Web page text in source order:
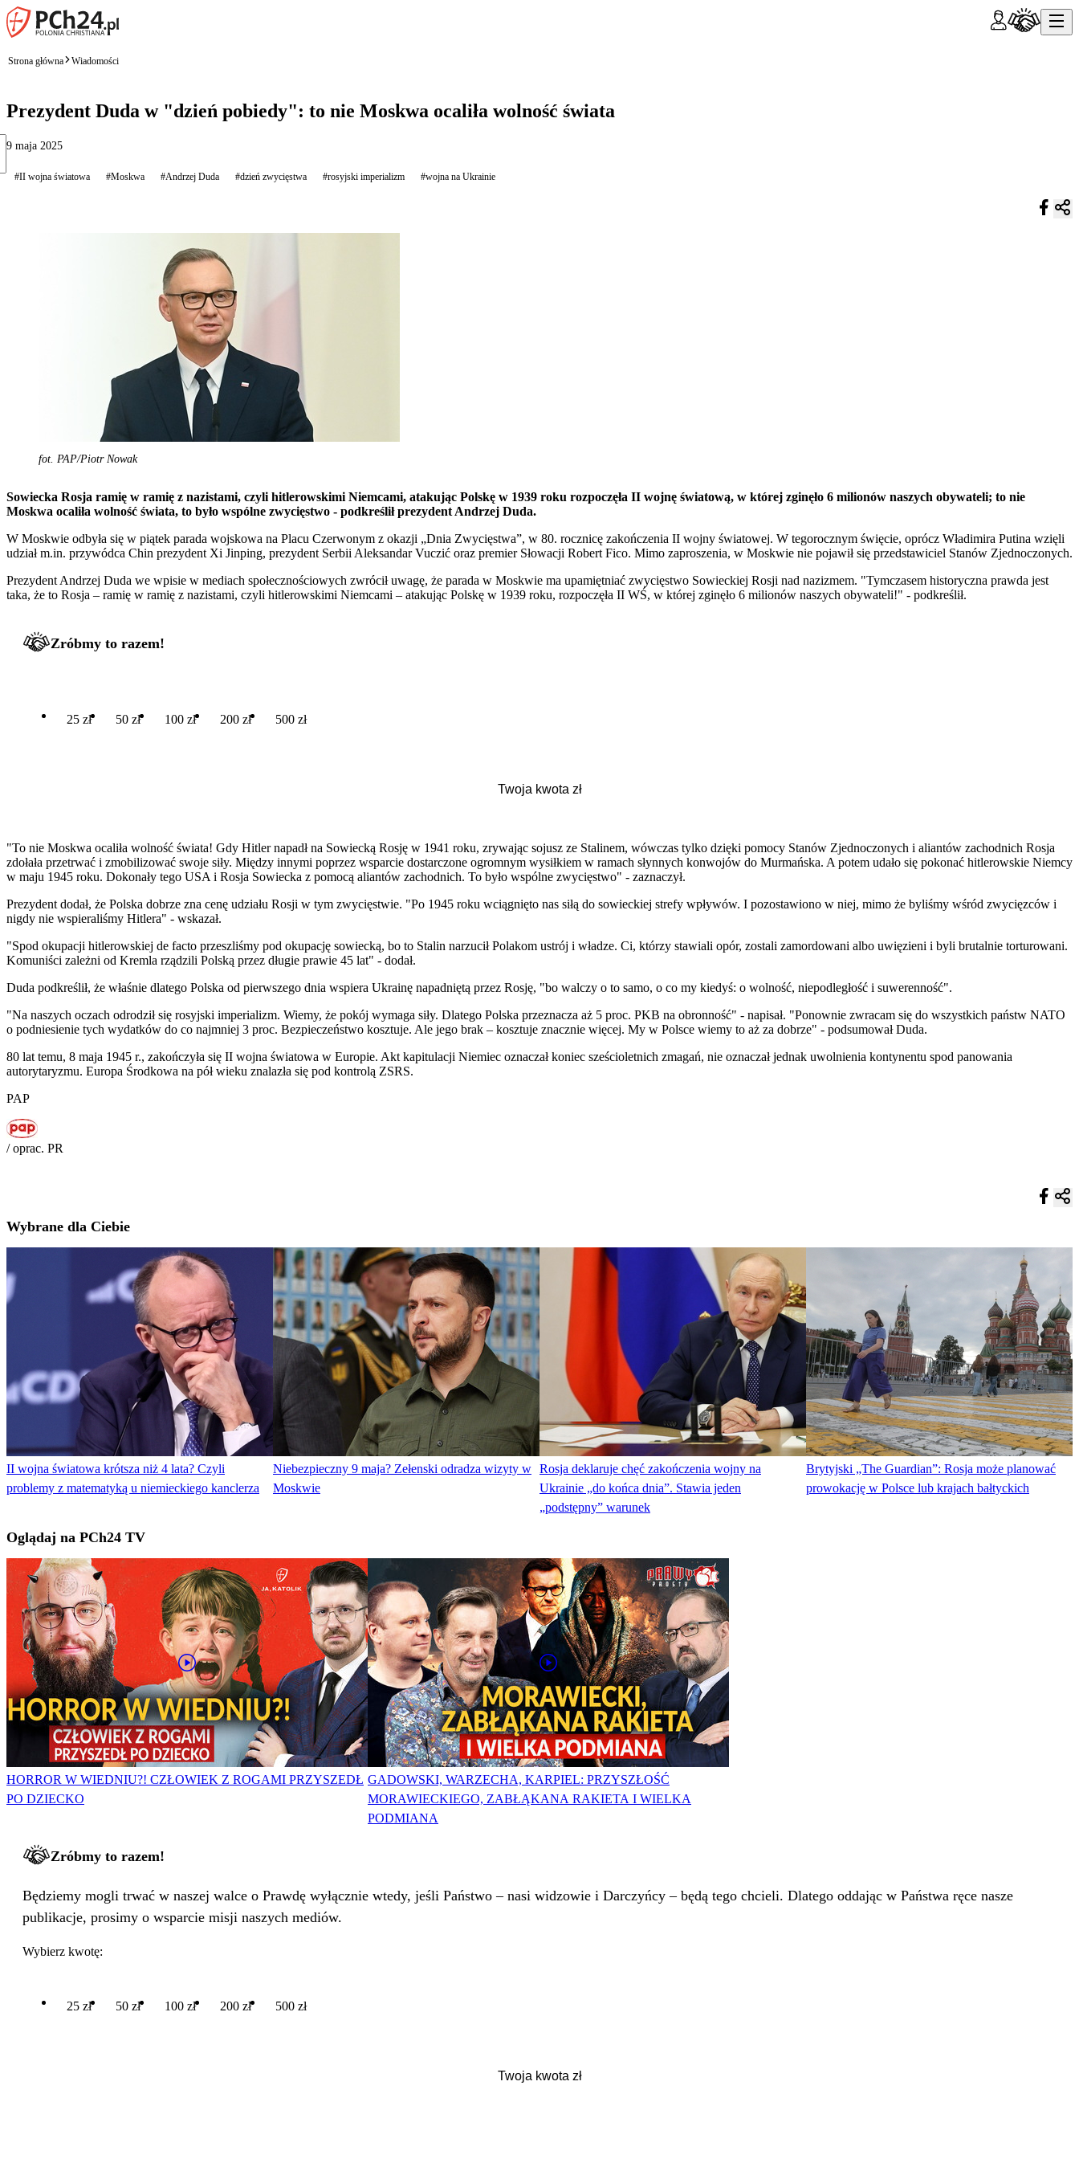
Strona główna Wiadomości
Prezydent Duda w "dzień pobiedy": to nie Moskwa ocaliła wolność świata
9 maja 2025
#II wojna światowa #Moskwa #Andrzej Duda #dzień zwycięstwa #rosyjski imperializm #wojna na Ukrainie
fot. PAP/Piotr Nowak
Sowiecka Rosja ramię w ramię z nazistami, czyli hitlerowskimi Niemcami, atakując Polskę w 1939 roku rozpoczęła II wojnę światową, w której zginęło 6 milionów naszych obywateli; to nie
Moskwa ocaliła wolność świata, to było wspólne zwycięstwo - podkreślił prezydent Andrzej Duda.
W Moskwie odbyła się w piątek parada wojskowa na Placu Czerwonym z okazji „Dnia Zwycięstwa”, w 80. rocznicę zakończenia II wojny światowej. W tegorocznym święcie, oprócz Władimira Putina wzięli
udział m.in. przywódca Chin prezydent Xi Jinping, prezydent Serbii Aleksandar Vuczić oraz premier Słowacji Robert Fico. Mimo zaproszenia, w Moskwie nie pojawił się przedstawiciel Stanów Zjednoczonych.
Prezydent Andrzej Duda we wpisie w mediach społecznościowych zwrócił uwagę, że parada w Moskwie ma upamiętniać zwycięstwo Sowieckiej Rosji nad nazizmem. "Tymczasem historyczna prawda jest
taka, że to Rosja – ramię w ramię z nazistami, czyli hitlerowskimi Niemcami – atakując Polskę w 1939 roku, rozpoczęła II WŚ, w której zginęło 6 milionów naszych obywateli!" - podkreślił.
Zróbmy to razem!
25 zł 50 zł 100 zł 200 zł 500 zł
"To nie Moskwa ocaliła wolność świata! Gdy Hitler napadł na Sowiecką Rosję w 1941 roku, zrywając sojusz ze Stalinem, wówczas tylko dzięki pomocy Stanów Zjednoczonych i aliantów zachodnich Rosja
zdołała przetrwać i zmobilizować swoje siły. Między innymi poprzez wsparcie dostarczone ogromnym wysiłkiem w ramach słynnych konwojów do Murmańska. A potem udało się pokonać hitlerowskie Niemcy
w maju 1945 roku. Dokonały tego USA i Rosja Sowiecka z pomocą aliantów zachodnich. To było wspólne zwycięstwo" - zaznaczył.
Prezydent dodał, że Polska dobrze zna cenę udziału Rosji w tym zwycięstwie. "Po 1945 roku wciągnięto nas siłą do sowieckiej strefy wpływów. I pozostawiono w niej, mimo że byliśmy wśród zwycięzców i
nigdy nie wspieraliśmy Hitlera" - wskazał.
"Spod okupacji hitlerowskiej de facto przeszliśmy pod okupację sowiecką, bo to Stalin narzucił Polakom ustrój i władze. Ci, którzy stawiali opór, zostali zamordowani albo uwięzieni i byli brutalnie torturowani.
Komuniści zależni od Kremla rządzili Polską przez długie prawie 45 lat" - dodał.
Duda podkreślił, że właśnie dlatego Polska od pierwszego dnia wspiera Ukrainę napadniętą przez Rosję, "bo walczy o to samo, o co my kiedyś: o wolność, niepodległość i suwerenność".
"Na naszych oczach odrodził się rosyjski imperializm. Wiemy, że pokój wymaga siły. Dlatego Polska przeznacza aż 5 proc. PKB na obronność" - napisał. "Ponownie zwracam się do wszystkich państw NATO
o podniesienie tych wydatków do co najmniej 3 proc. Bezpieczeństwo kosztuje. Ale jego brak – kosztuje znacznie więcej. My w Polsce wiemy to aż za dobrze" - podsumował Duda.
80 lat temu, 8 maja 1945 r., zakończyła się II wojna światowa w Europie. Akt kapitulacji Niemiec oznaczał koniec sześcioletnich zmagań, nie oznaczał jednak uwolnienia kontynentu spod panowania
autorytaryzmu. Europa Środkowa na pół wieku znalazła się pod kontrolą ZSRS.
PAP
/ oprac. PR
Wybrane dla Ciebie
II wojna światowa krótsza niż 4 lata? Czyli
problemy z matematyką u niemieckiego kanclerza
Niebezpieczny 9 maja? Zełenski odradza wizyty w
Moskwie
Rosja deklaruje chęć zakończenia wojny na
Ukrainie „do końca dnia”. Stawia jeden
„podstępny” warunek
Brytyjski „The Guardian”: Rosja może planować
prowokację w Polsce lub krajach bałtyckich
Oglądaj na PCh24 TV
HORROR W WIEDNIU?! CZŁOWIEK Z ROGAMI PRZYSZEDŁ
PO DZIECKO
GADOWSKI, WARZECHA, KARPIEL: PRZYSZŁOŚĆ
MORAWIECKIEGO, ZABŁĄKANA RAKIETA I WIELKA
PODMIANA
Zróbmy to razem!
Będziemy mogli trwać w naszej walce o Prawdę wyłącznie wtedy, jeśli Państwo – nasi widzowie i Darczyńcy – będą tego chcieli. Dlatego oddając w Państwa ręce nasze
publikacje, prosimy o wsparcie misji naszych mediów.
Wybierz kwotę:
25 zł 50 zł 100 zł 200 zł 500 zł